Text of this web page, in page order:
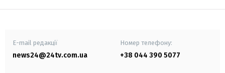
E-mail редакції
news24@24tv.com.ua
Номер телефону:
+38 044 390 5077